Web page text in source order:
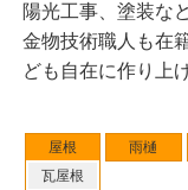
屋根
瓦屋根
雨樋
陽光工事、塗装な
金物技術職人も在
ども自在に作り上